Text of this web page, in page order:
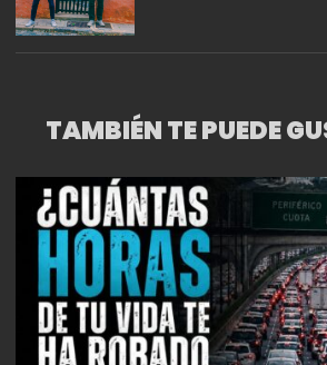
TAMBIÉN TE PUEDE